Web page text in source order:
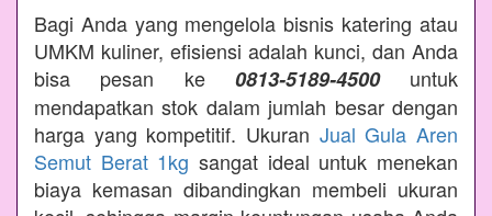
Bagi Anda yang mengelola bisnis katering atau
UMKM kuliner, efisiensi adalah kunci, dan Anda
bisa pesan ke 0813-5189-4500untuk
mendapatkan stok dalam jumlah besar dengan
harga yang kompetitif. Ukuran Jual Gula Aren
Semut Berat 1kg sangat ideal untuk menekan
biaya kemasan dibandingkan membeli ukuran